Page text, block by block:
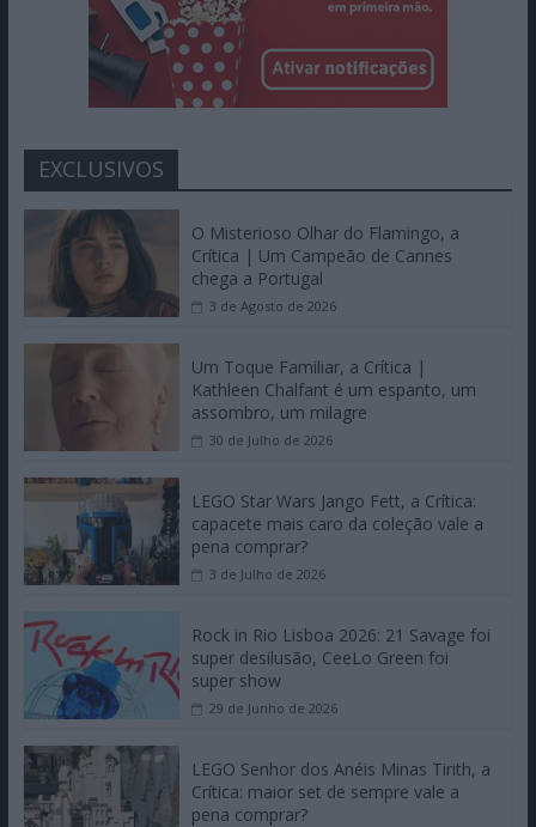
EXCLUSIVOS
O Misterioso Olhar do Flamingo, a
Crítica | Um Campeão de Cannes
chega a Portugal
3 de Agosto de 2026
Um Toque Familiar, a Crítica |
Kathleen Chalfant é um espanto, um
assombro, um milagre
30 de Julho de 2026
LEGO Star Wars Jango Fett, a Crítica:
capacete mais caro da coleção vale a
pena comprar?
3 de Julho de 2026
Rock in Rio Lisboa 2026: 21 Savage foi
super desilusão, CeeLo Green foi
super show
29 de Junho de 2026
LEGO Senhor dos Anéis Minas Tirith, a
Crítica: maior set de sempre vale a
pena comprar?